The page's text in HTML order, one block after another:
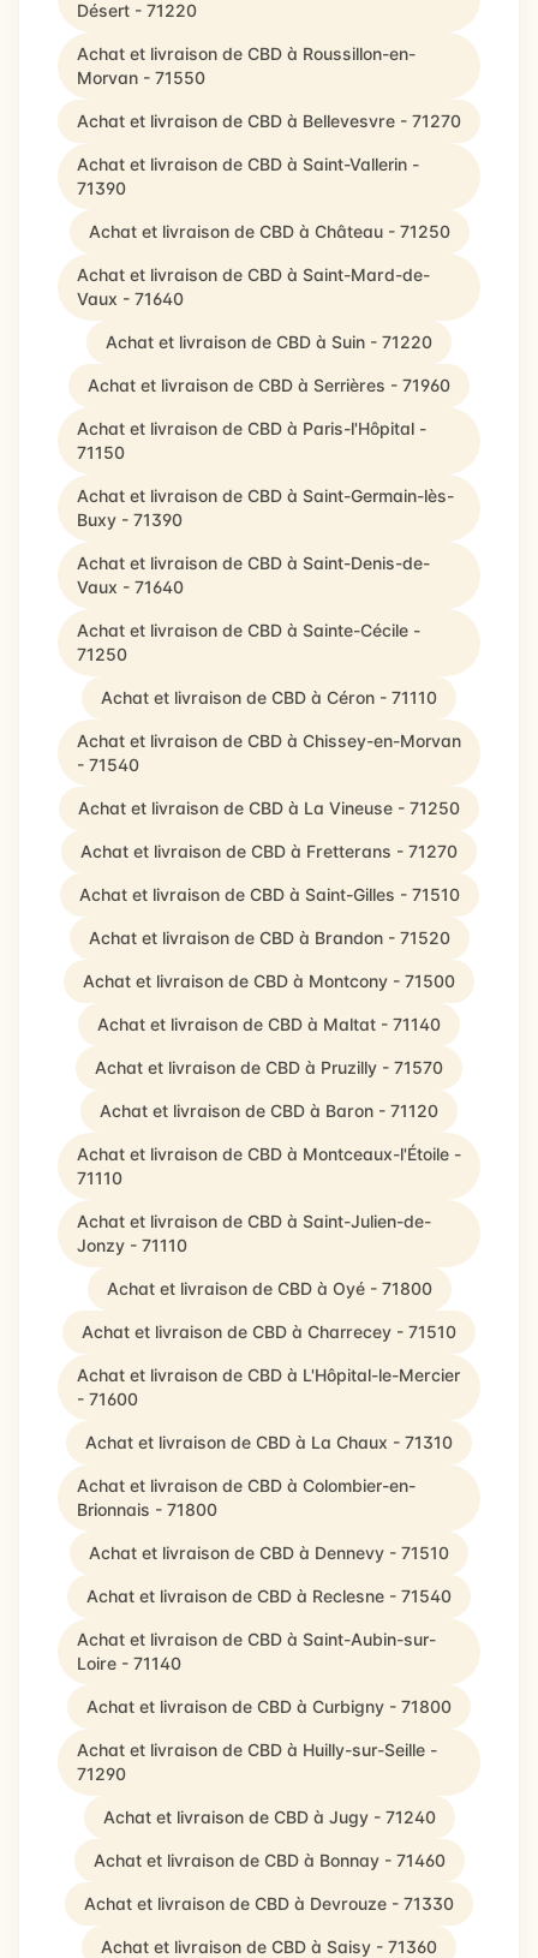
Désert - 71220
Achat et livraison de CBD à Roussillon-en-
Morvan - 71550
Achat et livraison de CBD à Bellevesvre - 71270
Achat et livraison de CBD à Saint-Vallerin -
71390
Achat et livraison de CBD à Château - 71250
Achat et livraison de CBD à Saint-Mard-de-
Vaux - 71640
Achat et livraison de CBD à Suin - 71220
Achat et livraison de CBD à Serrières - 71960
Achat et livraison de CBD à Paris-l'Hôpital -
71150
Achat et livraison de CBD à Saint-Germain-lès-
Buxy - 71390
Achat et livraison de CBD à Saint-Denis-de-
Vaux - 71640
Achat et livraison de CBD à Sainte-Cécile -
71250
Achat et livraison de CBD à Céron - 71110
Achat et livraison de CBD à Chissey-en-Morvan
- 71540
Achat et livraison de CBD à La Vineuse - 71250
Achat et livraison de CBD à Fretterans - 71270
Achat et livraison de CBD à Saint-Gilles - 71510
Achat et livraison de CBD à Brandon - 71520
Achat et livraison de CBD à Montcony - 71500
Achat et livraison de CBD à Maltat - 71140
Achat et livraison de CBD à Pruzilly - 71570
Achat et livraison de CBD à Baron - 71120
Achat et livraison de CBD à Montceaux-l'Étoile -
71110
Achat et livraison de CBD à Saint-Julien-de-
Jonzy - 71110
Achat et livraison de CBD à Oyé - 71800
Achat et livraison de CBD à Charrecey - 71510
Achat et livraison de CBD à L'Hôpital-le-Mercier
- 71600
Achat et livraison de CBD à La Chaux - 71310
Achat et livraison de CBD à Colombier-en-
Brionnais - 71800
Achat et livraison de CBD à Dennevy - 71510
Achat et livraison de CBD à Reclesne - 71540
Achat et livraison de CBD à Saint-Aubin-sur-
Loire - 71140
Achat et livraison de CBD à Curbigny - 71800
Achat et livraison de CBD à Huilly-sur-Seille -
71290
Achat et livraison de CBD à Jugy - 71240
Achat et livraison de CBD à Bonnay - 71460
Achat et livraison de CBD à Devrouze - 71330
Achat et livraison de CBD à Saisy - 71360